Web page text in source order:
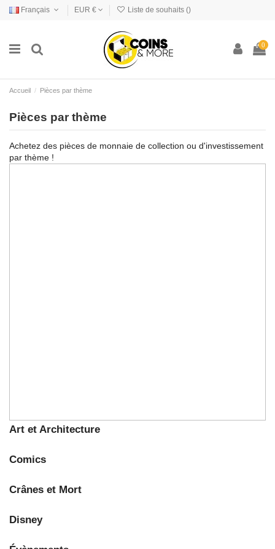
Français EUR € Liste de souhaits ()
0
Accueil Pièces par thème
Pièces par thème
Achetez des pièces de monnaie de collection ou d'investissement
par thème !
Art et Architecture
Comics
Crânes et Mort
Disney